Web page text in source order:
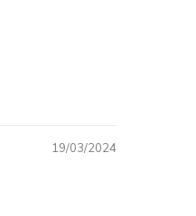
19/03/2024